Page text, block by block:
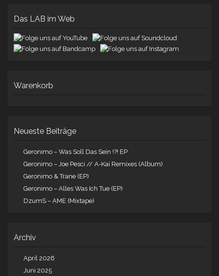
Das LAB im Web
Warenkorb
Neueste Beiträge
Geronimo – Was Soll Das Sein !?! EP
Geronimo – Joe Pesci // A-Kai Remixes (Album)
Geronimo & Trane (EP)
Geronimo – Alles Was Ich Tue (EP)
DzumS – AME (Mixtape)
Archiv
April 2026
Juni 2025